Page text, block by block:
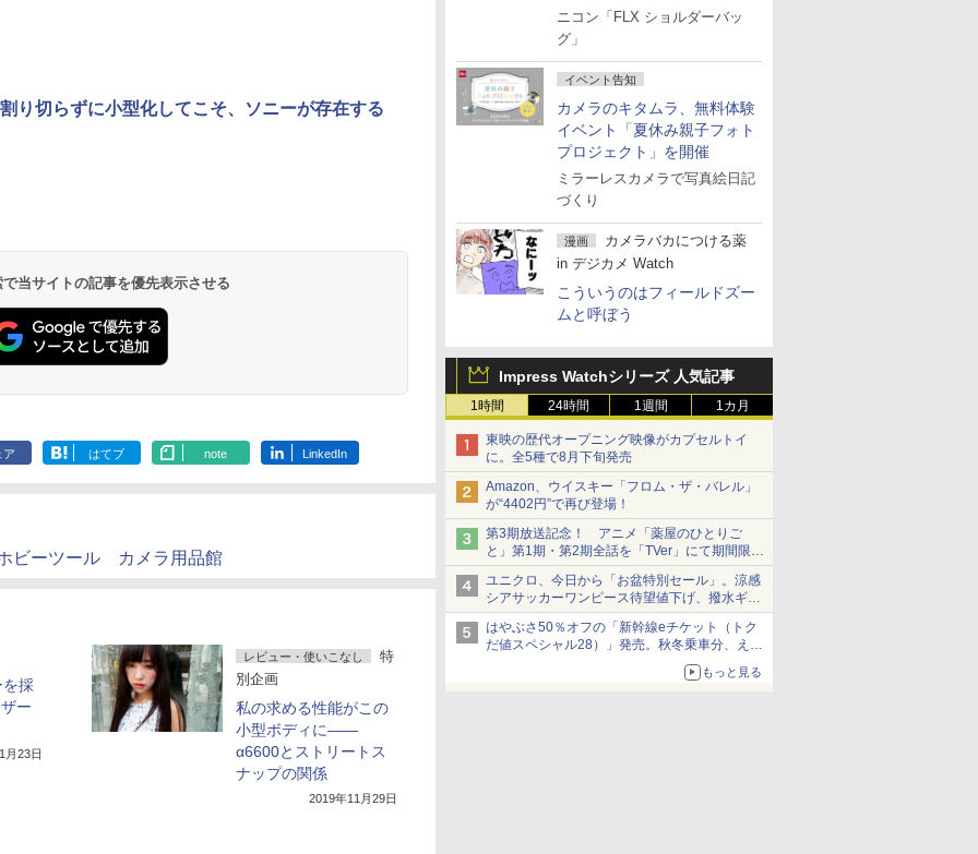
ニコン「FLX ショルダーバッ
グ」
イベント告知
カメラのキタムラ、無料体験
イベント「夏休み親子フォト
プロジェクト」を開催
ミラーレスカメラで写真絵日記
づくり
漫画
カメラバカにつける薬
in デジカメ Watch
こういうのはフィールドズー
ムと呼ぼう
Impress Watchシリーズ 人気記事
1時間 24時間 1週間 1カ月
東映の歴代オープニング映像がカプセルトイ
に。全5種で8月下旬発売
Amazon、ウイスキー「フロム・ザ・バレル」
が“4402円”で再び登場！
第3期放送記念！ アニメ「薬屋のひとりご
と」第1期・第2期全話を「TVer」にて期間限定
で順次無料配信開始
ユニクロ、今日から「お盆特別セール」。涼感
シアサッカーワンピース待望値下げ、撥水ギア
ショーツは1990円に
はやぶさ50％オフの「新幹線eチケット（トク
だ値スペシャル28）」発売。秋冬乗車分、えき
もっと見る
り切らずに小型化してこそ、ソニーが存在する
当サイトの記事を優先表示させる
ア はてブ note LinkedIn
ビーツール カメラ用品館
を採
ー
月23日
レビュー・使いこなし
特
別企画
私の求める性能がこの
小型ボディに——
α6600とストリートス
ナップの関係
2019年11月29日